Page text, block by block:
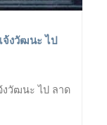
จ้งวัฒนะ ไป
งวัฒนะ ไป ลาด